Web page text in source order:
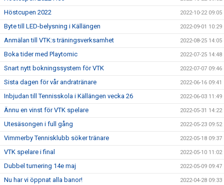
Höstcupen 2022 2022-10-22 09:05
Byte till LED-belysning i Källängen 2022-09-01 10:29
Anmälan till VTK:s träningsverksamhet 2022-08-25 14:05
Boka tider med Playtomic 2022-07-25 14:48
Snart nytt bokningssystem för VTK 2022-07-07 09:46
Sista dagen för vår andratränare 2022-06-16 09:41
Inbjudan till Tennisskola i Källängen vecka 26 2022-06-03 11:49
Ännu en vinst för VTK spelare 2022-05-31 14:22
Utesäsongen i full gång 2022-05-23 09:52
Vimmerby Tennisklubb söker tränare 2022-05-18 09:37
VTK spelare i final 2022-05-10 11:02
Dubbel turnering 14e maj 2022-05-09 09:47
Nu har vi öppnat alla banor! 2022-04-28 09:33